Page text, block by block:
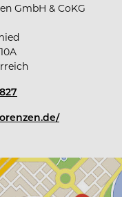
GmbH & CoKG